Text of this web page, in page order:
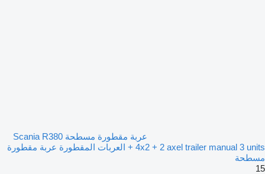
عربة مقطورة مسطحة Scania R380
4x2 + 2 axel trailer manual 3 units + العربات المقطورة عربة مقطورة
مسطحة
15